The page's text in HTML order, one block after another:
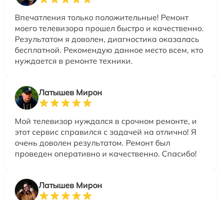
Впечатления только положительные! Ремонт
моего телевизора прошел быстро и качественно.
Результатом я доволен, диагностика оказалась
бесплатной. Рекомендую данное место всем, кто
нуждается в ремонте техники.
Латышев Мирон
Мой телевизор нуждался в срочном ремонте, и
этот сервис справился с задачей на отлично! Я
очень доволен результатом. Ремонт был
проведен оперативно и качественно. Спасибо!
Латышев Мирон